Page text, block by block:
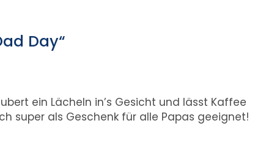
Day“
ein Lächeln in’s Gesicht und lässt Kaffee
super als Geschenk für alle Papas geeignet!